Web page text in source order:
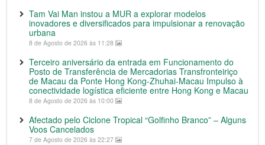
Tam Vai Man instou a MUR a explorar modelos
inovadores e diversificados para impulsionar a renovação
urbana
8 de Agosto de 2026 às 11:28
Terceiro aniversário da entrada em Funcionamento do
Posto de Transferência de Mercadorias Transfronteiriço
de Macau da Ponte Hong Kong-Zhuhai-Macau Impulso à
conectividade logística eficiente entre Hong Kong e Macau
8 de Agosto de 2026 às 10:00
Afectado pelo Ciclone Tropical “Golfinho Branco” – Alguns
Voos Cancelados
7 de Agosto de 2026 às 22:27